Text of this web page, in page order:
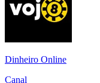
Dinheiro Online
Canal